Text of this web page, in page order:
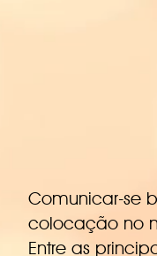
Comunicar-se
colocação no
Entre as